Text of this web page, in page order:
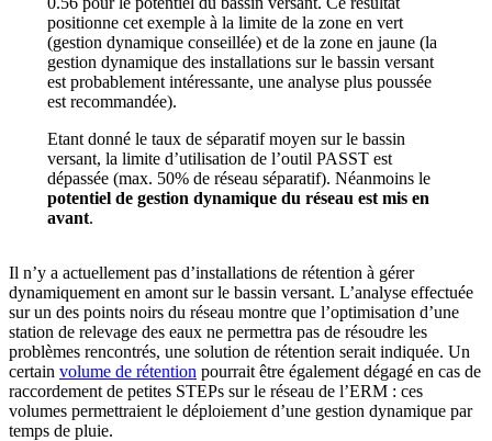
positionne cet exemple à la limite de la zone en vert
(gestion dynamique conseillée) et de la zone en jaune (la
gestion dynamique des installations sur le bassin versant
est probablement intéressante, une analyse plus poussée
est recommandée).
Etant donné le taux de séparatif moyen sur le bassin
versant, la limite d’utilisation de l’outil PASST est
dépassée (max. 50% de réseau séparatif). Néanmoins le
potentiel de gestion dynamique du réseau est mis en
avant.
Il n’y a actuellement pas d’installations de rétention à gérer
dynamiquement en amont sur le bassin versant. L’analyse effectuée
sur un des points noirs du réseau montre que l’optimisation d’une
station de relevage des eaux ne permettra pas de résoudre les
problèmes rencontrés, une solution de rétention serait indiquée. Un
certain volume de rétention pourrait être également dégagé en cas de
raccordement de petites STEPs sur le réseau de l’ERM : ces
volumes permettraient le déploiement d’une gestion dynamique par
temps de pluie.